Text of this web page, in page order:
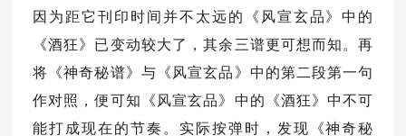
因为距它刊印时间并不太远的《风宣玄品》中的
《酒狂》已变动较大了，其余三谱更可想而知。再
将《神奇秘谱》与《风宣玄品》中的第二段第一句
作对照，便可知《风宣玄品》中的《酒狂》中不可
能打成现在的节奏。实际按弹时，发现《神奇秘